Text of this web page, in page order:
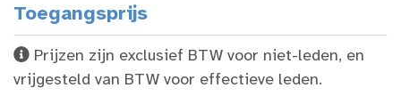
Toegangsprijs
Prijzen zijn exclusief BTW voor niet-leden, en
vrijgesteld van BTW voor effectieve leden.